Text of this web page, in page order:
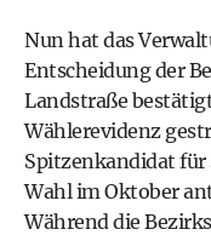
Nun hat das
Entscheidung der
Landstraße
Wählerevidenz
Spitzenkandidat für
Wahl im Oktober
Während die